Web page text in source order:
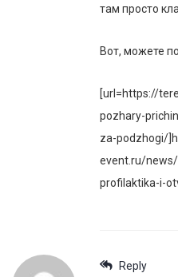
там просто
Вот, можете
[url=https://
pozhary-
za-podzhogi/
event.ru/
profilaktika-i-
Reply